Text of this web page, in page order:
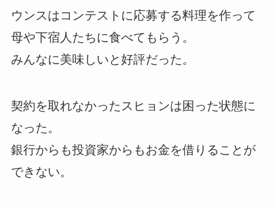
ウンスはコンテストに応募する料理を作って
母や下宿人たちに食べてもらう。
みんなに美味しいと好評だった。
契約を取れなかったスヒョンは困った状態に
なった。
銀行からも投資家からもお金を借りることが
できない。